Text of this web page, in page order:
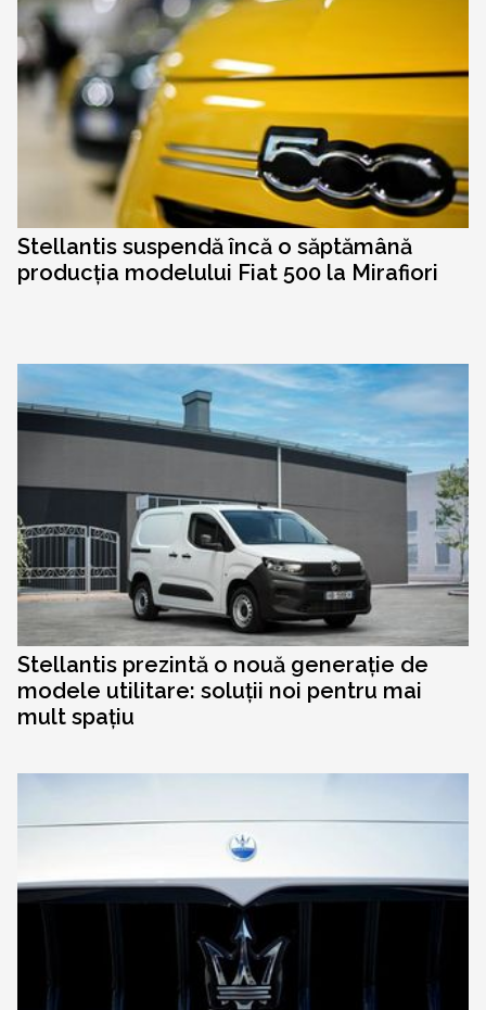
Stellantis suspendă încă o săptămână
producția modelului Fiat 500 la Mirafiori
Stellantis prezintă o nouă generație de
modele utilitare: soluții noi pentru mai
mult spațiu